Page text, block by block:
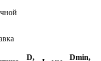
D, Dmin,